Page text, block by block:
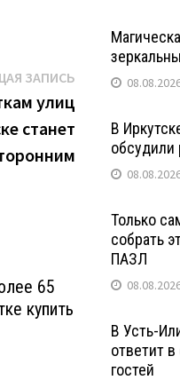
ЗАПИСЬСледующая
улиц
станет
65
купить
В
обсудили
Только
собрать
ПАЗЛ
В Усть-
ответит
гостей